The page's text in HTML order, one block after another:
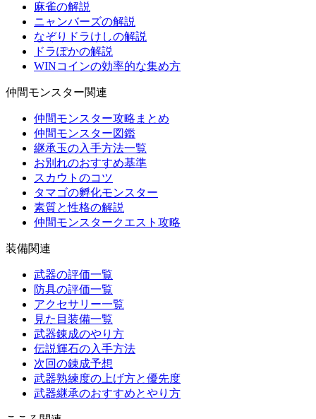
麻雀の解説
ニャンバーズの解説
なぞりドラけしの解説
ドラぽかの解説
WINコインの効率的な集め方
仲間モンスター関連
仲間モンスター攻略まとめ
仲間モンスター図鑑
継承玉の入手方法一覧
お別れのおすすめ基準
スカウトのコツ
タマゴの孵化モンスター
素質と性格の解説
仲間モンスタークエスト攻略
装備関連
武器の評価一覧
防具の評価一覧
アクセサリー一覧
見た目装備一覧
武器錬成のやり方
伝説輝石の入手方法
次回の錬成予想
武器熟練度の上げ方と優先度
武器継承のおすすめとやり方